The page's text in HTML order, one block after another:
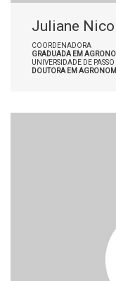
Juliane
COORDENADORA
GRADUADA EM
UNIVERSIDADE DE
DOUTORA EM